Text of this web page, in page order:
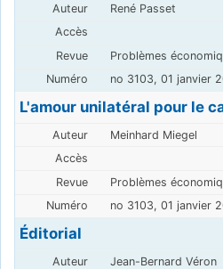
René Passet
Problèmes
no 3103, 01 janvier
L'amour unilatéral pour le
Meinhard Miegel
Problèmes
no 3103, 01 janvier
Éditorial
Jean-Bernard Véron